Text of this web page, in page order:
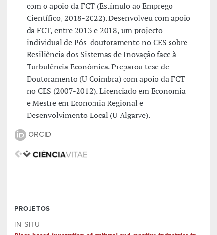
com o apoio da FCT (Estímulo ao Emprego
Científico, 2018-2022). Desenvolveu com apoio
da FCT, entre 2013 e 2018, um projecto
individual de Pós-doutoramento no CES sobre
Resiliência dos Sistemas de Inovação face à
Turbulência Económica. Preparou tese de
Doutoramento (U Coimbra) com apoio da FCT
no CES (2007-2012). Licenciado em Economia
e Mestre em Economia Regional e
Desenvolvimento Local (U Algarve).
ORCID
PROJETOS
IN SITU